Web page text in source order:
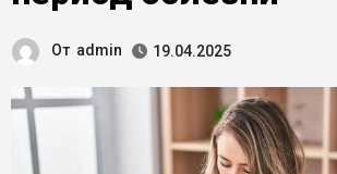
От admin 19.04.2025